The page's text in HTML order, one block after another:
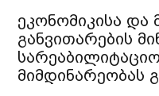
ეკონომიკისა და
განვითარების
მიმდინარეობას